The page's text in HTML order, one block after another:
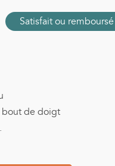
Satisfait ou remboursé
bout de doigt